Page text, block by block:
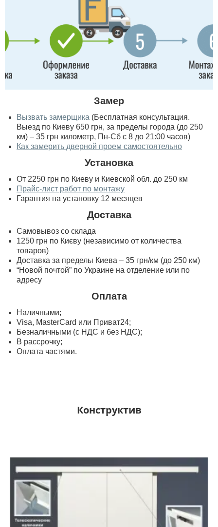
Замер
Вызвать замерщика (Бесплатная консультация.
Выезд по Киеву 650 грн, за пределы города (до 250
км) – 35 грн километр, Пн-Сб с 8 до 21:00 часов)
Как замерить дверной проем самостоятельно
Установка
От 2250 грн по Киеву и Киевской обл. до 250 км
Прайс-лист работ по монтажу
Гарантия на установку 12 месяцев
Доставка
Самовывоз со склада
1250 грн по Києву (независимо от количества
товаров)
Доставка за пределы Киева – 35 грн/км (до 250 км)
“Новой почтой” по Украине на отделение или по
адресу
Оплата
Наличными;
Visa, MasterСard или Приват24;
Безналичными (с НДС и без НДС);
В рассрочку;
Оплата частями.
Конструктив